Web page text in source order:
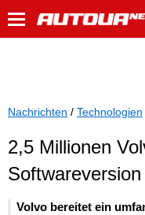
Nachrichten / Technologien
2,5 Millionen
Softwareversion
Volvo bereitet ein